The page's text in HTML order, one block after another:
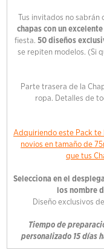
Tus invitados no
chapas con un
fiesta. 50 diseños
se repiten modelos. (Si
Parte trasera de la
ropa. Detalles de
Adquiriendo este Pack te
novios en tamaño de
que tus
Selecciona en el
los nombre
Diseño exclusivos
Tiempo de
personalizado 15 días